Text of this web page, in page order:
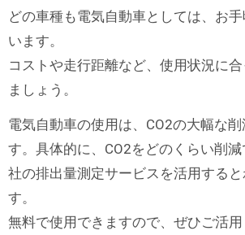
どの車種も電気自動車としては、お
います。
コストや走行距離など、使用状況に
ましょう。
電気自動車の使用は、CO2の大幅な削
す。具体的に、CO2をどのくらい削
社の排出量測定サービスを活用する
す。
無料で使用できますので、ぜひご活用